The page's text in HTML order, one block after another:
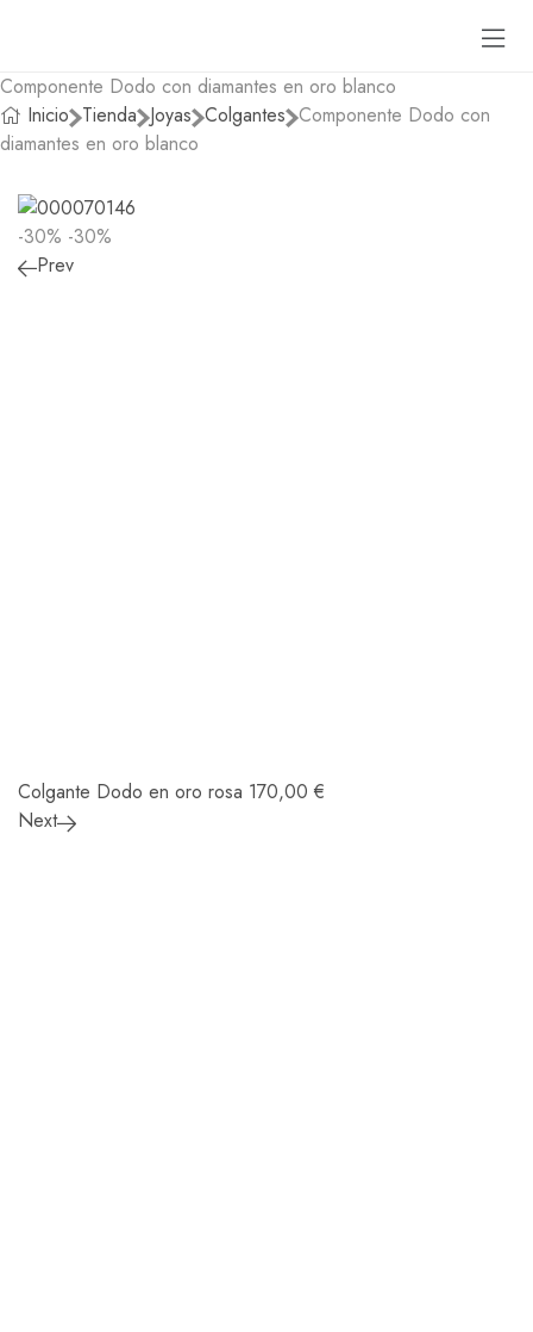
Componente Dodo con diamantes en oro blanco
Inicio Tienda Joyas Colgantes Componente Dodo con
diamantes en oro blanco
-30% -30%
Prev
Colgante Dodo en oro rosa 170,00 €
Next